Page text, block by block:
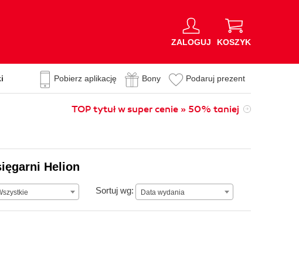
ZALOGUJ KOSZYK
Pobierz aplikację Bony Podaruj prezent
TOP tytuł w super cenie » 50% taniej
Helion
Sortuj wg: Data wydania
Data wydania